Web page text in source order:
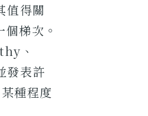
值得關
梯次。
、
表許
種程度